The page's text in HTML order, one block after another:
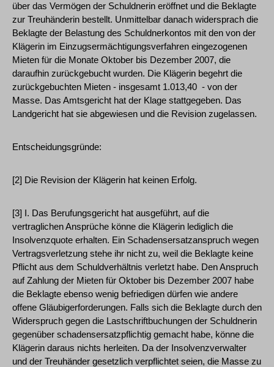
über das Vermögen der Schuldnerin eröffnet und die Beklagte
zur Treuhänderin bestellt. Unmittelbar danach widersprach die
Beklagte der Belastung des Schuldnerkontos mit den von der
Klägerin im Einzugsermächtigungsverfahren eingezogenen
Mieten für die Monate Oktober bis Dezember 2007, die
daraufhin zurückgebucht wurden. Die Klägerin begehrt die
zurückgebuchten Mieten - insgesamt 1.013,40  - von der
Masse. Das Amtsgericht hat der Klage stattgegeben. Das
Landgericht hat sie abgewiesen und die Revision zugelassen.
Entscheidungsgründe:
[2] Die Revision der Klägerin hat keinen Erfolg.
[3] I. Das Berufungsgericht hat ausgeführt, auf die
vertraglichen Ansprüche könne die Klägerin lediglich die
Insolvenzquote erhalten. Ein Schadensersatzanspruch wegen
Vertragsverletzung stehe ihr nicht zu, weil die Beklagte keine
Pflicht aus dem Schuldverhältnis verletzt habe. Den Anspruch
auf Zahlung der Mieten für Oktober bis Dezember 2007 habe
die Beklagte ebenso wenig befriedigen dürfen wie andere
offene Gläubigerforderungen. Falls sich die Beklagte durch den
Widerspruch gegen die Lastschriftbuchungen der Schuldnerin
gegenüber schadensersatzpflichtig gemacht habe, könne die
Klägerin daraus nichts herleiten. Da der Insolvenzverwalter
und der Treuhänder gesetzlich verpflichtet seien, die Masse zu